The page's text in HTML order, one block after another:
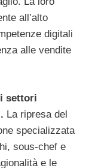
all’alto
digitali
alle vendite
settori
La ripresa del
specializzata
sous-chef e
e le